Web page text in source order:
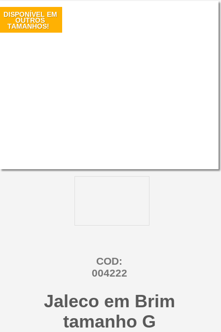
DISPONÍVEL EM
OUTROS
TAMANHOS!
COD:
004222
Jaleco em Brim
tamanho G